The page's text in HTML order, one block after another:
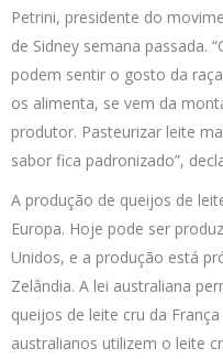
Petrini, presidente do
de Sidney semana passada.
podem sentir o gosto da
os alimenta, se vem da
produtor. Pasteurizar leite
sabor fica padronizado”,
A produção de queijos de
Europa. Hoje pode ser
Unidos, e a produção está
Zelândia. A lei australiana
queijos de leite cru da
australianos utilizem o leite